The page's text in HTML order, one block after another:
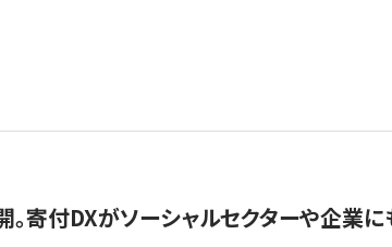
。寄付DXがソーシャルセクターや企業